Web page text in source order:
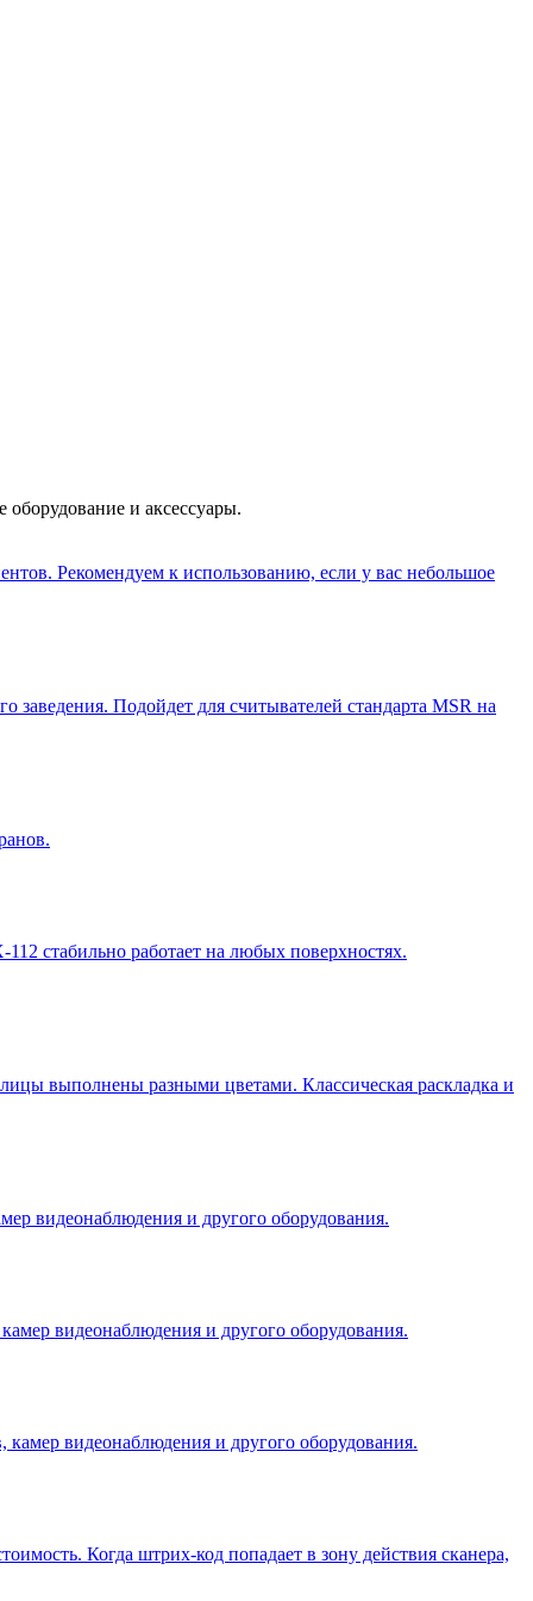
и аксессуары.
Рекомендуем к использованию, если у вас небольшое
заведения. Подойдет для считывателей стандарта MSR на
стабильно работает на любых поверхностях.
выполнены разными цветами. Классическая раскладка и
видеонаблюдения и другого оборудования.
видеонаблюдения и другого оборудования.
видеонаблюдения и другого оборудования.
Когда штрих-код попадает в зону действия сканера,